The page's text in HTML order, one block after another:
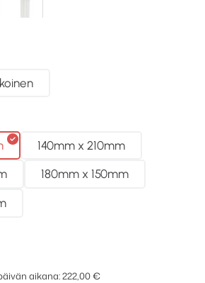
140mm x 210mm
180mm x 150mm
aikana:222,00€